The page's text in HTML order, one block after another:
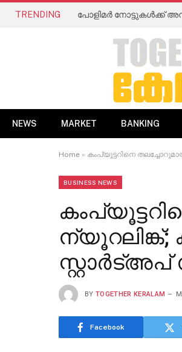
TRENDING പോളിമർ നോട്ടുകൾക്ക്
NEWS MARKET BANKING
Home » കംപ്യൂട്ടറിനെ
BUSINESS NEWS
ന്യൂറലിങ്ക്;
BY TOGETHER KERALAM
Facebook